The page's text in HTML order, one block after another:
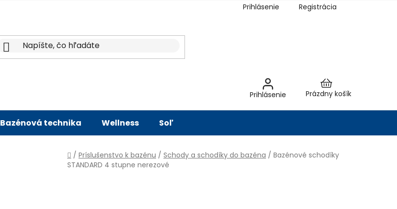
Prihlásenie Registrácia
Prihlásenie
Nákupný
Prázdny košík
Bazénová technika Wellness Soľ
Domov
/ Príslušenstvo k bazénu / Schody a schodíky do bazéna / Bazénové schodíky
STANDARD 4 stupne nerezové